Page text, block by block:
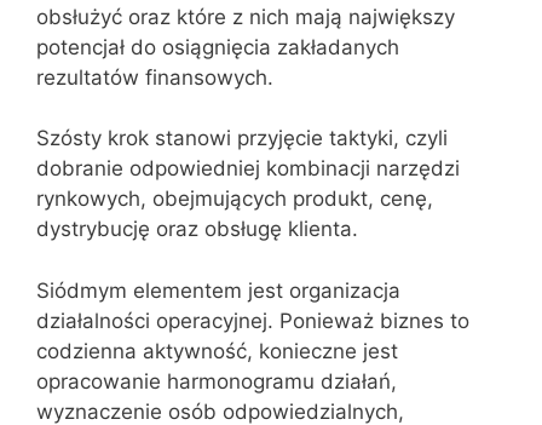
obsłużyć oraz które z nich mają największy
potencjał do osiągnięcia zakładanych
rezultatów finansowych.
Szósty krok stanowi przyjęcie taktyki, czyli
dobranie odpowiedniej kombinacji narzędzi
rynkowych, obejmujących produkt, cenę,
dystrybucję oraz obsługę klienta.
Siódmym elementem jest organizacja
działalności operacyjnej. Ponieważ biznes to
codzienna aktywność, konieczne jest
opracowanie harmonogramu działań,
wyznaczenie osób odpowiedzialnych,